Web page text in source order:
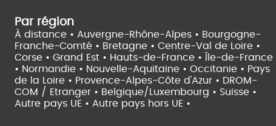
Par région
À distance • Auvergne-Rhône-Alpes • Bourgogne-
Franche-Comté • Bretagne • Centre-Val de Loire •
Corse • Grand Est • Hauts-de-France •
Île-de-France
• Normandie • Nouvelle-Aquitaine • Occitanie • Pays
de la Loire • Provence-Alpes-Côte d'Azur • DROM-
COM / Etranger • Belgique/Luxembourg • Suisse •
Autre pays UE • Autre pays hors UE •